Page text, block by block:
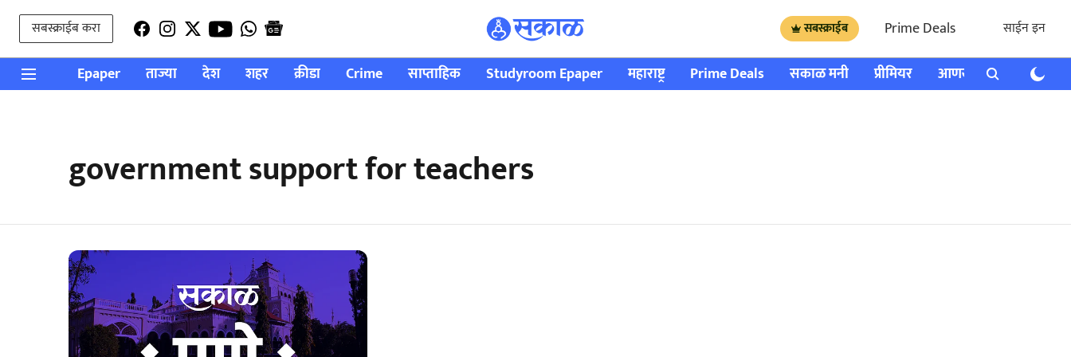
सबस्क्राईब करा सबस्क्राईब Prime Deals साईन इन
Epaper ताज्या देश शहर क्रीडा Crime साप्ताहिक Studyroom Epaper महाराष्ट्र Prime Deals सकाळ मनी प्रीमियर आणखी राशी भविष्य
government support for teachers